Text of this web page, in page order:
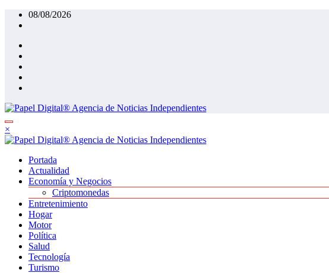
Saltar
08/08/2026
×
Portada
Actualidad
Economía y Negocios
Criptomonedas
Entretenimiento
Hogar
Motor
Política
Salud
Tecnología
Turismo